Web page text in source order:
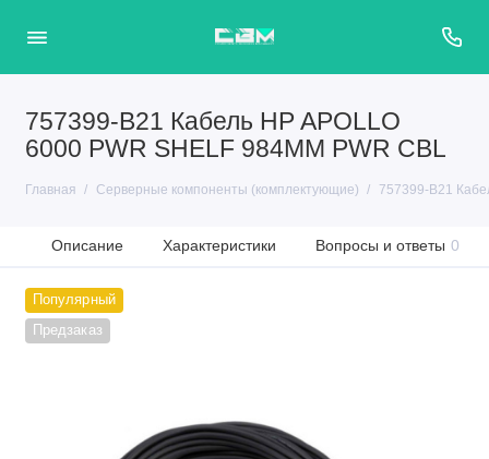
757399-B21 Кабель HP APOLLO
6000 PWR SHELF 984MM PWR CBL
Главная Серверные компоненты (комплектующие) 757399-B21
Описание Характеристики Вопросы и ответы 0
Популярный
Предзаказ